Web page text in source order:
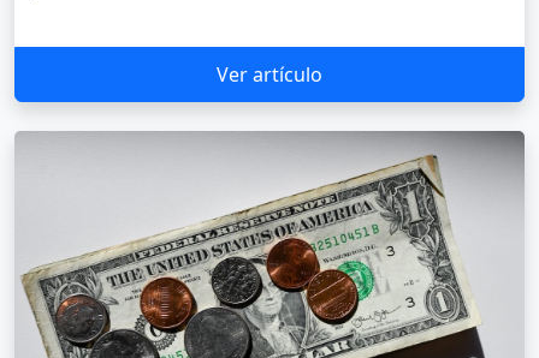
Ver artículo